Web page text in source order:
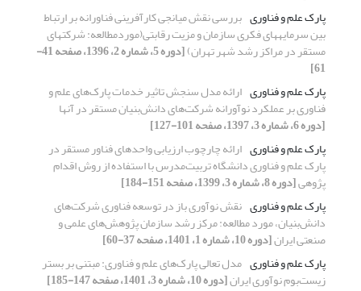
پارک علم و فناوری بررسی نقش میانجی کارآفرینی فناورانه بر ارتباط
بین سرمایه‏های فکری سازمان و مزیت رقابتی(موردمطالعه: شرکت‏های
مستقر در مراکز رشد شهر تهران) [دوره 5، شماره 2، 1396، صفحه 41-
61]
پارک علم و فناوری ارائه مدل سنجش تاثیر خدمات پارک‌های علم و
فناوری بر عملکرد نوآورانه شرکت‌های دانش‌بنیان مستقر در آنها
[دوره 6، شماره 3، 1397، صفحه 101-127]
پارک علم و فناوری ارائه چارچوب ارزیابی واحد‌های فناور مستقر در
پارک‌‌ علم و فناوری دانشگاه تربیت‌مدرس با استفاده از روش اقدام
پژوهی[دوره 8، شماره 3، 1399، صفحه 151-184]
پارک علم و فناوری نقش نوآوری باز در توسعه فناوری شرکت‌های
دانش‌بنیان، مورد مطالعه: مرکز رشد سازمان پژوهش‌های علمی و
صنعتی ایران[دوره 10، شماره 1، 1401، صفحه 37-60]
پارک علم و فناوری مدل تعالی پارک‌های علم و فناوری: مبتنی بر بستر
زیست‌بوم نوآوری ایران[دوره 10، شماره 3، 1401، صفحه 147-185]